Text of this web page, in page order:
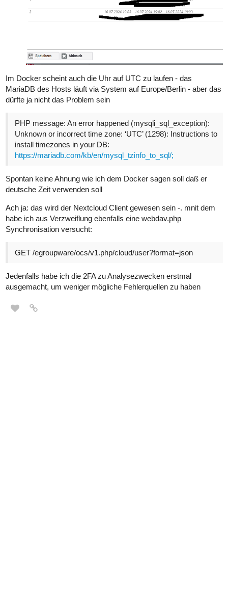
Im Docker scheint auch die Uhr auf UTC zu laufen - das
MariaDB des Hosts läuft via System auf Europe/Berlin - aber das
dürfte ja nicht das Problem sein
PHP message: An error happened (mysqli_sql_exception):
Unknown or incorrect time zone: ‘UTC’ (1298): Instructions to
install timezones in your DB:
https://mariadb.com/kb/en/mysql_tzinfo_to_sql/;
Spontan keine Ahnung wie ich dem Docker sagen soll daß er
deutsche Zeit verwenden soll
Ach ja: das wird der Nextcloud Client gewesen sein -. mnit dem
habe ich aus Verzweiflung ebenfalls eine webdav.php
Synchronisation versucht:
GET /egroupware/ocs/v1.php/cloud/user?format=json
Jedenfalls habe ich die 2FA zu Analysezwecken erstmal
ausgemacht, um weniger mögliche Fehlerquellen zu haben